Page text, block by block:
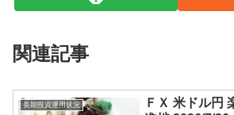
関連記事
長期投資運用状況
ＦＸ 米ドル円